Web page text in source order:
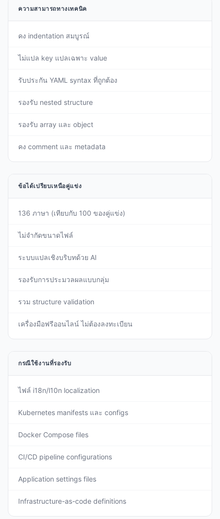
ความสามารถทางเทคนิค
คง indentation สมบูรณ์
ไม่แปล key แปลเฉพาะ value
รับประกัน YAML syntax ที่ถูกต้อง
รองรับ nested structure
รองรับ array และ object
คง comment และ metadata
ข้อได้เปรียบเหนือคู่แข่ง
136 ภาษา (เทียบกับ 100 ของคู่แข่ง)
ไม่จำกัดขนาดไฟล์
ระบบแปลเชิงบริบทด้วย AI
รองรับการประมวลผลแบบกลุ่ม
รวม structure validation
เครื่องมือฟรีออนไลน์ ไม่ต้องลงทะเบียน
กรณีใช้งานที่รองรับ
ไฟล์ i18n/l10n localization
Kubernetes manifests และ configs
Docker Compose files
CI/CD pipeline configurations
Application settings files
Infrastructure-as-code definitions